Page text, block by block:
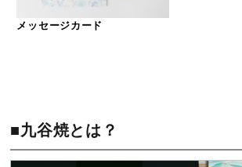
メッセージカード
■九谷焼とは？